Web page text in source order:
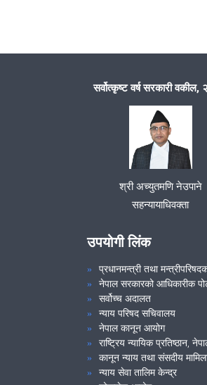
सर्वोत्कृष्ट वर्ष सरकारी
श्री अच्युतमणि नेउपाने
सहन्यायाधिवक्ता
उपयोगी लिंक
प्रधानमन्त्री तथा
नेपाल सरकारको आधिकारीक
सर्वोच्च अदालत
न्याय परिषद सचिवालय
नेपाल कानून आयोग
राष्ट्रिय न्यायिक प्रतिष्ठान,
कानून न्याय तथा संसदीय
न्याय सेवा तालिम केन्द्र